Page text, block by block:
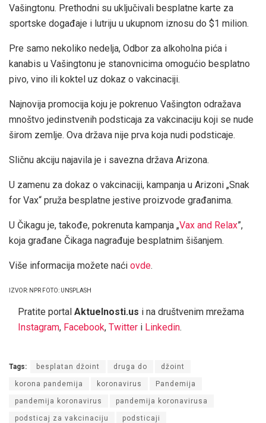
Vašingtonu. Prethodni su uključivali besplatne karte za
sportske događaje i lutriju u ukupnom iznosu do $1 milion.
Pre samo nekoliko nedelja, Odbor za alkoholna pića i
kanabis u Vašingtonu je stanovnicima omogućio besplatno
pivo, vino ili koktel uz dokaz o vakcinaciji.
Najnovija promocija koju je pokrenuo Vašington odražava
mnoštvo jedinstvenih podsticaja za vakcinaciju koji se nude
širom zemlje. Ova država nije prva koja nudi podsticaje.
Sličnu akciju najavila je i savezna država Arizona.
U zamenu za dokaz o vakcinaciji, kampanja u Arizoni „Snak
for Vax“ pruža besplatne jestive proizvode građanima.
U Čikagu je, takođe, pokrenuta kampanja „Vax and Relax”,
koja građane Čikaga nagrađuje besplatnim šišanjem.
Više informacija možete naći ovde.
IZVOR: NPR FOTO: UNSPLASH
Pratite portal Aktuelnosti.us i na društvenim mrežama
Instagram, Facebook, Twitter i Linkedin.
Tags: besplatan džoint druga do džoint
korona pandemija koronavirus Pandemija
pandemija koronavirus pandemija koronavirusa
podsticaj za vakcinaciju podsticaji